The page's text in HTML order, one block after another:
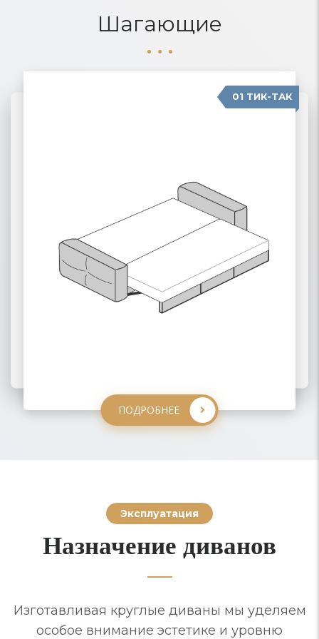
Шагающие
01 ТИК-ТАК
ПОДРОБНЕЕ
Эксплуатация
Назначение диванов
Изготавливая круглые диваны мы уделяем
особое внимание эстетике и уровню